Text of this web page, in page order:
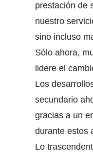
prestación de
nuestro
sino incluso
Sólo ahora,
lidere el
Los
secundario
gracias a un
durante estos
Lo